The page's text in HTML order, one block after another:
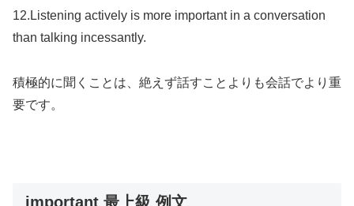
12.Listening actively is more important in a conversation
than talking incessantly.
積極的に聞くことは、絶えず話すことよりも会話でより重
要です。
important 最上級 例文